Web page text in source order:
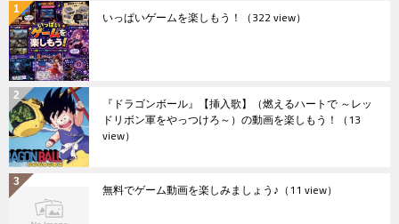
いっぱいゲームを楽しもう！ （322 view）
『ドラゴンボール』【挿入歌】（燃えるハートで ～レッ
ドリボン軍をやっつけろ～）の動画を楽しもう！ （13
view）
無料でゲーム動画を楽しみましょう♪ （11 view）